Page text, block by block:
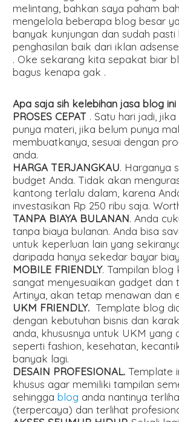
melintang, bahkan saya paham
mengelola beberapa blog besar
banyak kunjungan dan sudah pasti
penghasilan baik dari iklan
. Oke sekarang kita sepakat biar
bagus kenapa gak .
Apa saja sih kelebihan jasa blog ini
PROSES CEPAT . Satu hari jadi,
punya materi, jika belum punya
membuatkanya, sesuai dengan
anda.
HARGA TERJANGKAU. Harganya
budget Anda. Tidak akan
kantong terlalu dalam, karena
investasikan Rp 250 ribu saja.
TANPA BIAYA BULANAN. Anda
tanpa biaya bulanan. Anda bisa
untuk keperluan lain yang
daripada hanya sekedar bayar
MOBILE FRIENDLY. Tampilan blog
sangat menyesuaikan gadget dan
Artinya, akan tetap menawan dan
UKM FRIENDLY. Template blog
dengan kebutuhan bisnis dan
anda, khususnya untuk UKM yang
seperti fashion, kesehatan,
banyak lagi.
DESAIN PROFESIONAL. Template
khusus agar memiliki tampilan
sehinggablog anda nantinya
(terpercaya) dan terlihat